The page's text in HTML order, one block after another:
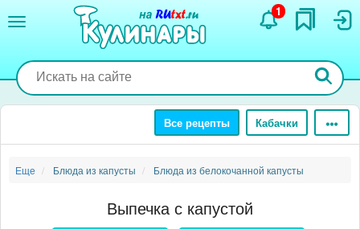
содержанию
1
Все рецепты Кабачки
Еще Блюда из капусты Блюда из белокочанной капусты
Выпечка с капустой